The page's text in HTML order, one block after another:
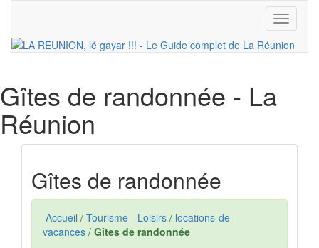
Toggle
Gîtes de randonnée - La
Réunion
Gîtes de randonnée
Accueil / Tourisme - Loisirs / locations-de-
vacances / Gîtes de randonnée